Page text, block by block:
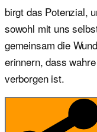
birgt das Potenzial,
sowohl mit uns
gemeinsam die
erinnern, dass
verborgen ist.